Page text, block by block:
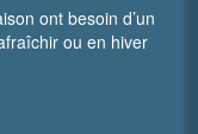
ont besoin d’un
ou en hiver